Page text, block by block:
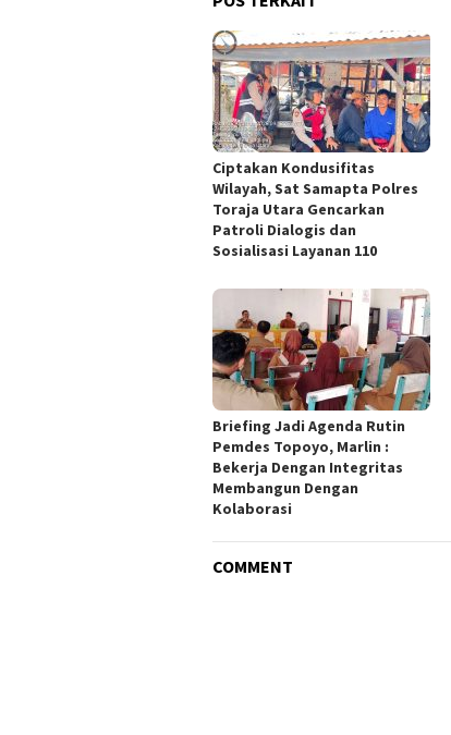
Ciptakan Kondusifitas
Wilayah, Sat Samapta Polres
Toraja Utara Gencarkan
Patroli Dialogis dan
Sosialisasi Layanan 110
Briefing Jadi Agenda Rutin
Pemdes Topoyo, Marlin :
Bekerja Dengan Integritas
Membangun Dengan
Kolaborasi
COMMENT